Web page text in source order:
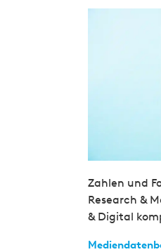
Zahlen und
Research &
& Digital